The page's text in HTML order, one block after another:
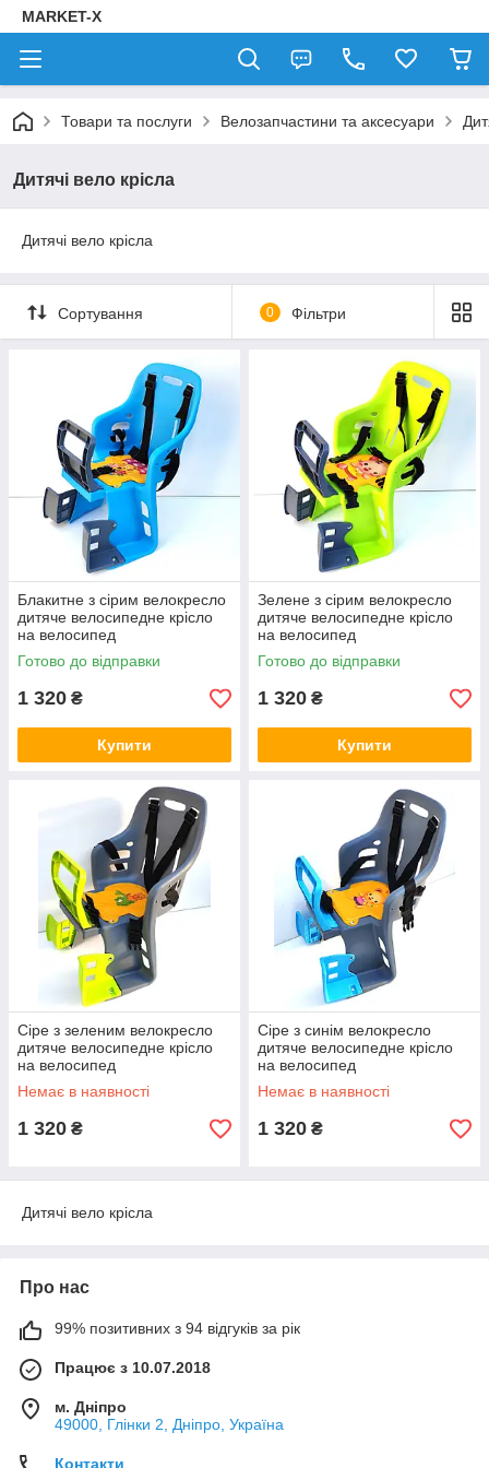
MARKET-X
Товари та послуги Велозапчастини та аксесуари
Дитячі вело крісла
Дитячі вело крісла
Сортування 0 Фільтри
Блакитне з сірим велокресло
дитяче велосипедне крісло
на велосипед
Готово до відправки
1 320 ₴
Купити
Зелене з сірим велокресло
дитяче велосипедне крісло
на велосипед
Готово до відправки
1 320 ₴
Купити
Сіре з зеленим велокресло
дитяче велосипедне крісло
на велосипед
Немає в наявності
1 320 ₴
Сіре з синім велокресло
дитяче велосипедне крісло
на велосипед
Немає в наявності
1 320 ₴
Дитячі вело крісла
Про нас
99% позитивних з 94 відгуків за рік
Працює з 10.07.2018
м. Дніпро
49000, Глінки 2, Дніпро, Україна
Контакти